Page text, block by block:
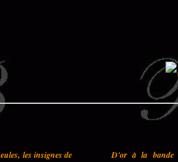
les insignes de
D'or à la bande